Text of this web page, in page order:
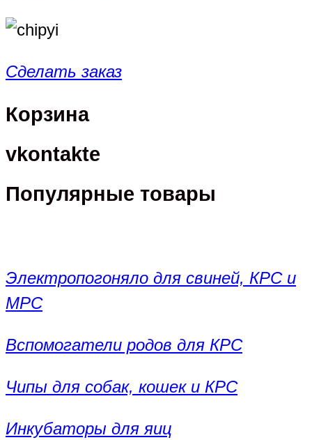
Сделать заказ
Корзина
vkontakte
Популярные товары
Электропогоняло для свиней, КРС и
МРС
Вспомогатели родов для КРС
Чипы для собак, кошек и КРС
Инкубаторы для яиц